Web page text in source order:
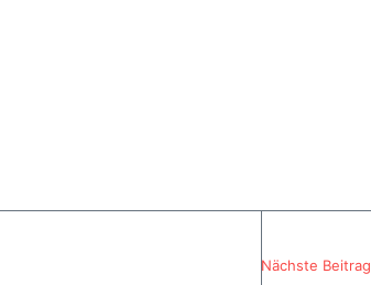
Nächste Beitrag